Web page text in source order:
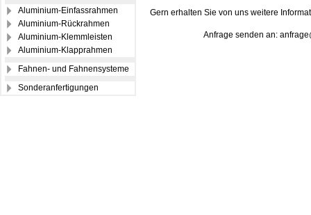
Aluminium-Einfassrahmen
Aluminium-Rückrahmen
Aluminium-Klemmleisten
Aluminium-Klapprahmen
Fahnen- und Fahnensysteme
Sonderanfertigungen
Gern erhalten Sie von uns weitere
Anfrage senden an: